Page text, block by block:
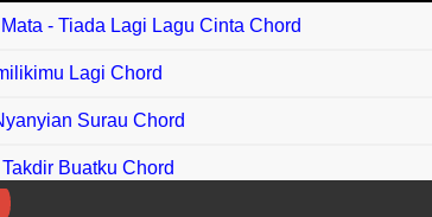
- Tiada Lagi Lagu Cinta Chord
Lagi Chord
Surau Chord
Buatku Chord